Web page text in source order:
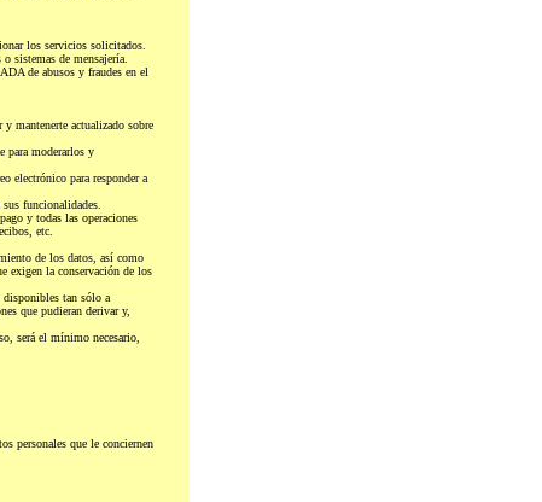
los servicios solicitados.
sistemas de mensajería.
de abusos y fraudes en el
mantenerte actualizado sobre
para moderarlos y
electrónico para responder a
funcionalidades.
y todas las operaciones
etc.
de los datos, así como
exigen la conservación de los
disponibles tan sólo a
que pudieran derivar y,
será el mínimo necesario,
personales que le conciernen